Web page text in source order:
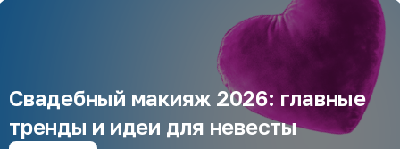
Свадебный макияж 2026: главные
тренды и идеи для невесты